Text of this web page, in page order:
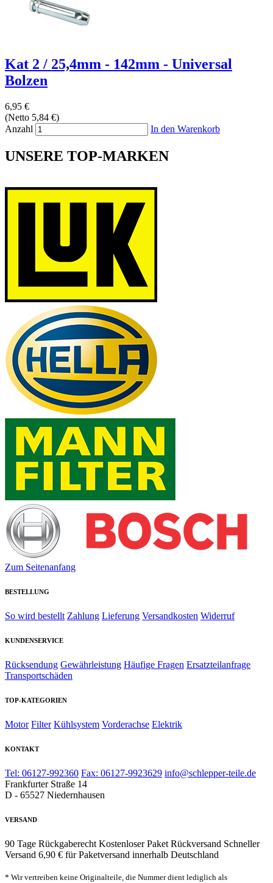
Kat 2 / 25,4mm - 142mm - Universal
Bolzen
6,95 €
(Netto 5,84 €)
Anzahl
In den Warenkorb
UNSERE TOP-MARKEN
Zum Seitenanfang
BESTELLUNG
So wird bestellt Zahlung Lieferung Versandkosten Widerruf
KUNDENSERVICE
Rücksendung Gewährleistung Häufige Fragen Ersatzteilanfrage
Transportschäden
TOP-KATEGORIEN
Motor Filter Kühlsystem Vorderachse Elektrik
KONTAKT
Tel: 06127-992360 Fax: 06127-9923629 info@schlepper-teile.de
Frankfurter Straße 14
D - 65527 Niedernhausen
VERSAND
90 Tage Rückgaberecht Kostenloser Paket Rückversand Schneller
Versand 6,90 € für Paketversand innerhalb Deutschland
* Wir vertreiben keine Originalteile, die Nummer dient lediglich als